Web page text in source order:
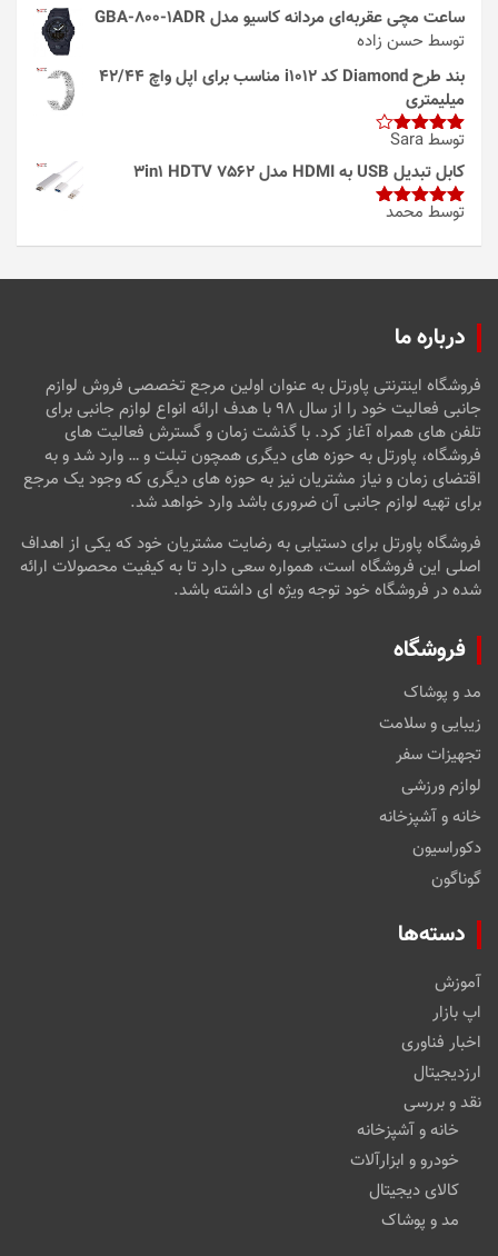
ساعت مچی عقربه‌ای مردانه کاسیو مدل GBA-800-1ADR
توسط حسن زاده
بند طرح Diamond کد i1012 مناسب برای اپل واچ 42/44
میلیمتری
امتیاز4
از 5
توسط Sara
کابل تبدیل USB به HDMI مدل 3in1 HDTV 7562
امتیاز5از
توسط محمد
درباره ما
فروشگاه اینترنتی پاورتل به عنوان اولین مرجع تخصصی فروش لوازم
جانبی فعالیت خود را از سال ۹۸ با هدف ارائه انواع لوازم جانبی برای
تلفن های همراه آغاز کرد. با گذشت زمان و گسترش فعالیت های
فروشگاه، پاورتل به حوزه های دیگری همچون تبلت و … وارد شد و به
اقتضای زمان و نیاز مشتریان نیز به حوزه های دیگری که وجود یک مرجع
برای تهیه لوازم جانبی آن ضروری باشد وارد خواهد شد.
فروشگاه پاورتل برای دستیابی به رضایت مشتریان خود که یکی از اهداف
اصلی این فروشگاه است، همواره سعی دارد تا به کیفیت محصولات ارائه
شده در فروشگاه خود توجه ویژه ای داشته باشد.
فروشگاه
مد و پوشاک
زیبایی و سلامت
تجهیزات سفر
لوازم ورزشی
خانه و آشپزخانه
دکوراسیون
گوناگون
دسته‌ها
آموزش
اپ بازار
اخبار فناوری
ارزدیجیتال
نقد و بررسی
خانه و آشپزخانه
خودرو و ابزارآلات
کالای دیجیتال
مد و پوشاک